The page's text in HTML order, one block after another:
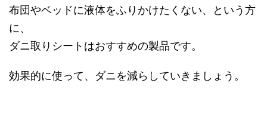
布団やベッドに液体をふりかけたくない、という方
に、
ダニ取りシートはおすすめの製品です。
効果的に使って、ダニを減らしていきましょう。